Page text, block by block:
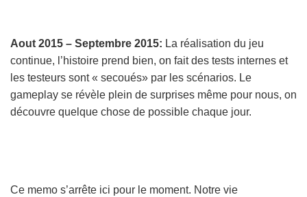
Aout 2015 – Septembre 2015: La réalisation du jeu
continue, l’histoire prend bien, on fait des tests internes et
les testeurs sont « secoués» par les scénarios. Le
gameplay se révèle plein de surprises même pour nous, on
découvre quelque chose de possible chaque jour.
Ce memo s’arrête ici pour le moment. Notre vie